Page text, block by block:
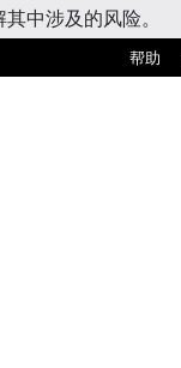
中涉及的风险。
帮助